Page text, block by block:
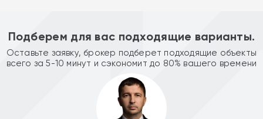
Подберем для вас подходящие варианты.
Оставьте заявку, брокер подберет подходящие объекты
всего за 5-10 минут и сэкономит до 80% вашего времени